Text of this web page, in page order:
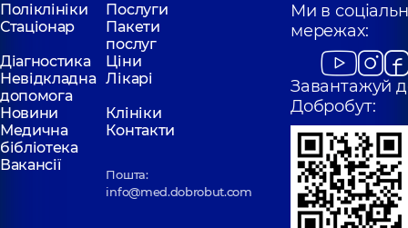
Поліклініки
Послуги
Стаціонар
Пакети
послуг
Діагностика
Ціни
Невідкладна
допомога
Лікарі
Новини
Клініки
Медична
бібліотека
Контакти
Вакансії
Пошта:
info@med.dobrobut.com
Ми в
мережах:
Завантажуй
Добробут: